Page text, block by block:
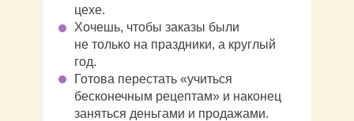
цехе.
Хочешь, чтобы заказы были
не только на праздники, а круглый
год.
Готова перестать «учиться
бесконечным рецептам» и наконец
заняться деньгами и продажами.